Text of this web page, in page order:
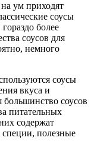
ум приходят
соусы
более
соусов для
немного
соусы
вкуса и
большинство соусов
питательных
содержат
специи, полезные